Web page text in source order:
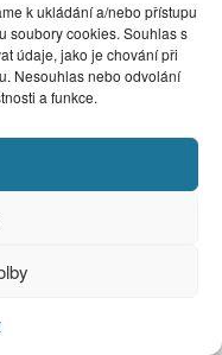
k ukládání a/nebo přístupu
soubory cookies. Souhlas s
údaje, jako je chování při
Nesouhlas nebo odvolání
a funkce.